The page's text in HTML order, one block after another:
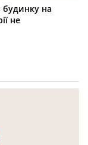
будинку на
не